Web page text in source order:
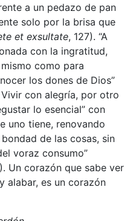
a un pedazo de pan
solo por la brisa que
et exsultate, 127). “A
con la ingratitud,
como para
los dones de Dios”
Vivir con alegría, por otro
lo esencial” con
uno tiene, renovando
de las cosas, sin
voraz consumo”
Un corazón que sabe ver
alabar, es un corazón